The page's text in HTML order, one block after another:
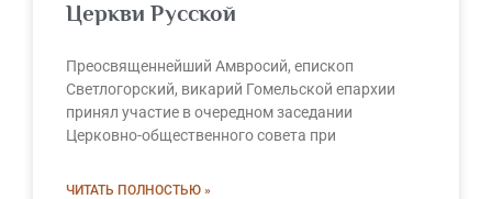
Церкви Русской
Преосвященнейший Амвросий, епископ
Светлогорский, викарий Гомельской епархии
принял участие в очередном заседании
Церковно-общественного совета при
ЧИТАТЬ ПОЛНОСТЬЮ »